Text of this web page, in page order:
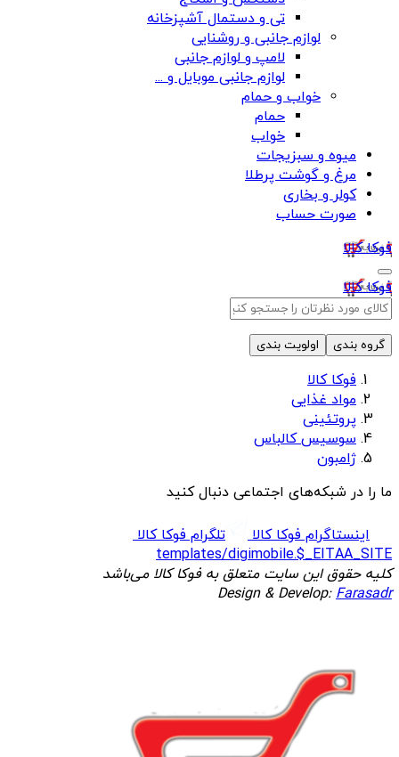
تی و دستمال آشپزخانه
لوازم جانبی و روشنایی
لامپ و لوازم جانبی
لوازم جانبی موبایل و ...
خواب و حمام
حمام
خواب
میوه و سبزیجات
مرغ و گوشت پرطلا
کولر و بخاری
صورت حساب
فوکا کالا
فوکا کالا
گروه بندی اولویت بندی
فوکا کالا
مواد غذایی
پروتئینی
سوسیس کالباس
ژامبون
ما را در شبکه‌های اجتماعی دنبال کنید
اینستاگرام فوکا کالا
تلگرام فوکا کالا
templates/digimobile.$_EITAA_SITE
کلیه حقوق این سایت متعلق به فوکا کالا می‌باشد
Design & Develop:Farasadr